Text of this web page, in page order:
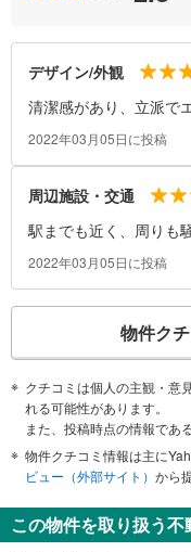
デザイン/外観
清潔感があり、立派で
広々としており、綺麗で
2022年03月05日に投稿
周辺施設・交通
駅までも近く、周りも
静けさではなく落ち着
2022年03月05日に投稿
物件ク
クチコミは個人の主観・意
れる可能性があります。
また、投稿時点の情報であ
物件クチコミ情報は主に
ビュー（外部サイト） から
この物件を取り扱う不